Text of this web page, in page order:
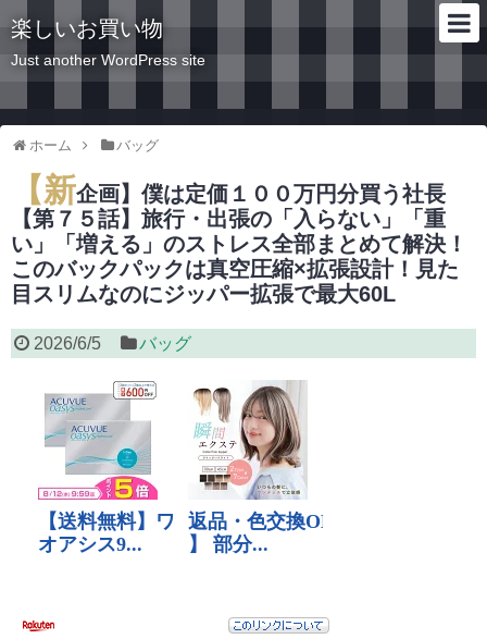
楽しいお買い物
Just another WordPress site
ホーム バッグ
【新企画】僕は定価１００万円分買う社長
【第７５話】旅行・出張の「入らない」「重
い」「増える」のストレス全部まとめて解決！
このバックパックは真空圧縮×拡張設計！見た
目スリムなのにジッパー拡張で最大60L
2026/6/5 バッグ